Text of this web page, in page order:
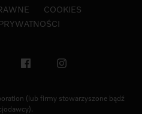
COOKIES
(lub firmy stowarzyszone bądź